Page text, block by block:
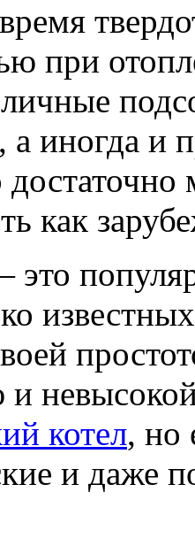
при
а иногда
как
и
котел, но
и даже